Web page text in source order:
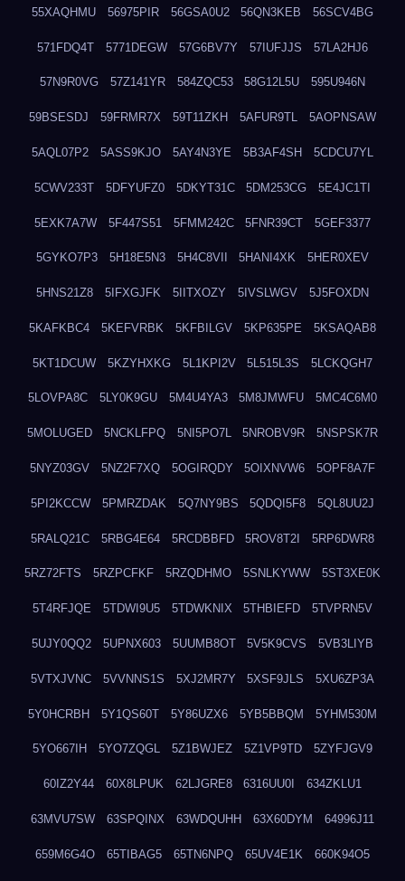
55XAQHMU 56975PIR 56GSA0U2 56QN3KEB 56SCV4BG
571FDQ4T 5771DEGW 57G6BV7Y 57IUFJJS 57LA2HJ6
57N9R0VG 57Z141YR 584ZQC53 58G12L5U 595U946N
59BSESDJ 59FRMR7X 59T11ZKH 5AFUR9TL 5AOPNSAW
5AQL07P2 5ASS9KJO 5AY4N3YE 5B3AF4SH 5CDCU7YL
5CWV233T 5DFYUFZ0 5DKYT31C 5DM253CG 5E4JC1TI
5EXK7A7W 5F447S51 5FMM242C 5FNR39CT 5GEF3377
5GYKO7P3 5H18E5N3 5H4C8VII 5HANI4XK 5HER0XEV
5HNS21Z8 5IFXGJFK 5IITXOZY 5IVSLWGV 5J5FOXDN
5KAFKBC4 5KEFVRBK 5KFBILGV 5KP635PE 5KSAQAB8
5KT1DCUW 5KZYHXKG 5L1KPI2V 5L515L3S 5LCKQGH7
5LOVPA8C 5LY0K9GU 5M4U4YA3 5M8JMWFU 5MC4C6M0
5MOLUGED 5NCKLFPQ 5NI5PO7L 5NROBV9R 5NSPSK7R
5NYZ03GV 5NZ2F7XQ 5OGIRQDY 5OIXNVW6 5OPF8A7F
5PI2KCCW 5PMRZDAK 5Q7NY9BS 5QDQI5F8 5QL8UU2J
5RALQ21C 5RBG4E64 5RCDBBFD 5ROV8T2I 5RP6DWR8
5RZ72FTS 5RZPCFKF 5RZQDHMO 5SNLKYWW 5ST3XE0K
5T4RFJQE 5TDWI9U5 5TDWKNIX 5THBIEFD 5TVPRN5V
5UJY0QQ2 5UPNX603 5UUMB8OT 5V5K9CVS 5VB3LIYB
5VTXJVNC 5VVNNS1S 5XJ2MR7Y 5XSF9JLS 5XU6ZP3A
5Y0HCRBH 5Y1QS60T 5Y86UZX6 5YB5BBQM 5YHM530M
5YO667IH 5YO7ZQGL 5Z1BWJEZ 5Z1VP9TD 5ZYFJGV9
60IZ2Y44 60X8LPUK 62LJGRE8 6316UU0I 634ZKLU1
63MVU7SW 63SPQINX 63WDQUHH 63X60DYM 64996J11
659M6G4O 65TIBAG5 65TN6NPQ 65UV4E1K 660K94O5